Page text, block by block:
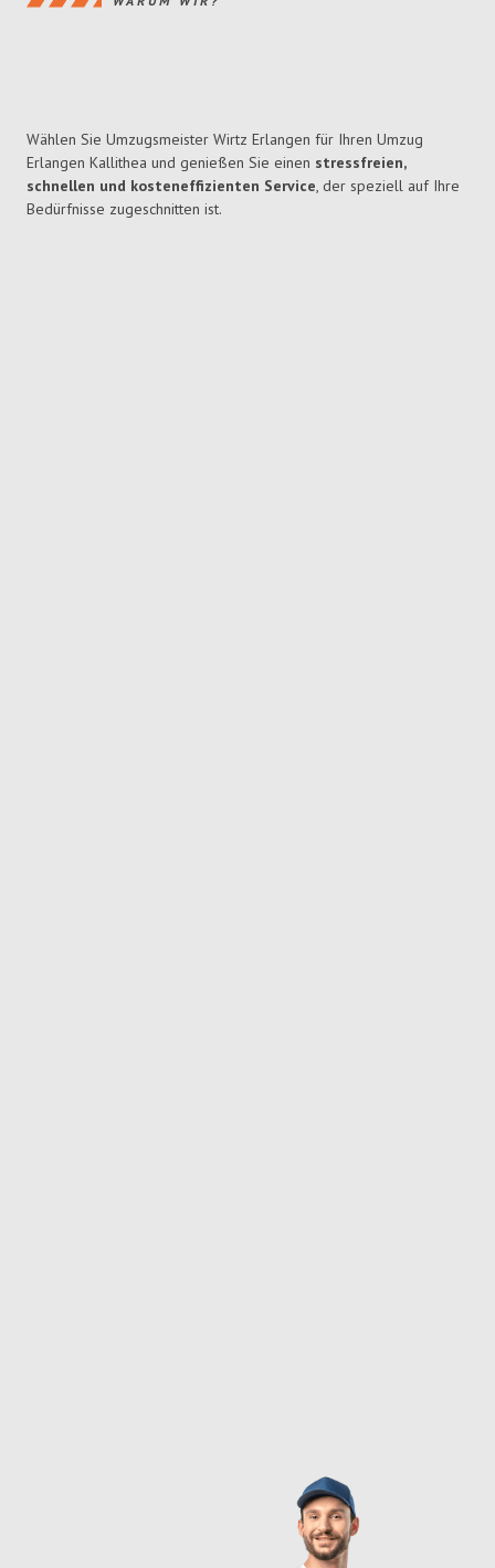
Wählen Sie Umzugsmeister Wirtz Erlangen für Ihren Umzug
Erlangen Kallithea und genießen Sie einen stressfreien,
schnellen und kosteneffizienten Service, der speziell auf Ihre
Bedürfnisse zugeschnitten ist.